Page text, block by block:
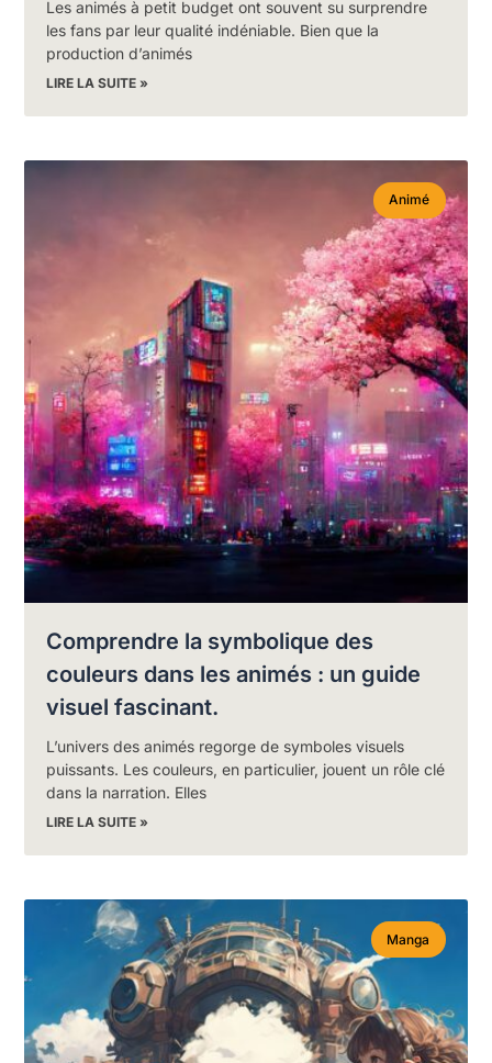
Les animés à petit budget ont souvent su surprendre
les fans par leur qualité indéniable. Bien que la
production d’animés
LIRE LA SUITE »
Animé
Comprendre la symbolique des
couleurs dans les animés : un guide
visuel fascinant.
L’univers des animés regorge de symboles visuels
puissants. Les couleurs, en particulier, jouent un rôle clé
dans la narration. Elles
LIRE LA SUITE »
Manga